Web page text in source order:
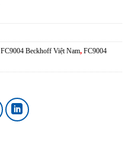
FC9004 Beckhoff Việt Nam, FC9004